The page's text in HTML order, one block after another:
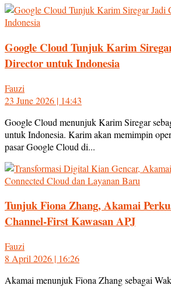
Google Cloud Tunjuk Karim
Director untuk Indonesia
Fauzi
23 June 2026 | 14:43
Google Cloud menunjuk Karim Siregar
untuk Indonesia. Karim akan memimpin
pasar Google Cloud di...
Tunjuk Fiona Zhang, Akamai
Channel-First Kawasan APJ
Fauzi
8 April 2026 | 16:26
Akamai menunjuk Fiona Zhang sebagai